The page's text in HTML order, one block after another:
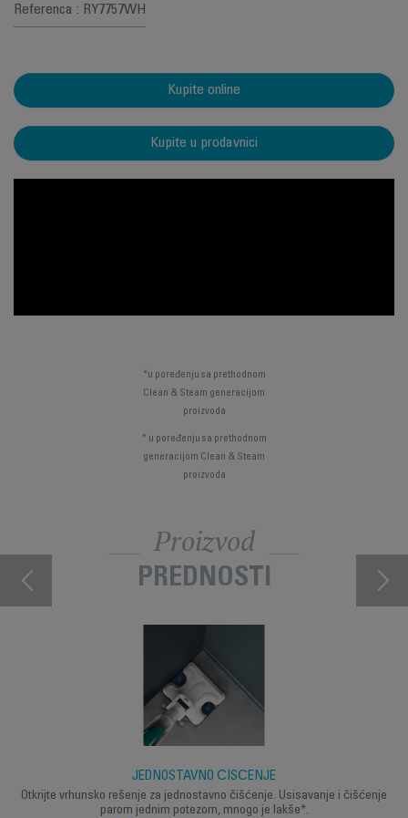
Referenca : RY7757WH
Kupite online
Kupite u prodavnici
*u poređenju sa prethodnom
Clean & Steam generacijom
proizvoda
* u poređenju sa prethodnom
generacijom Clean & Steam
proizvoda
Proizvod
PREDNOSTI
JEDNOSTAVNO ČIŠĆENJE
Otkrijte vrhunsko rešenje za jednostavno čišćenje. Usisavanje i čišćenje
parom jednim potezom, mnogo je lakše*.